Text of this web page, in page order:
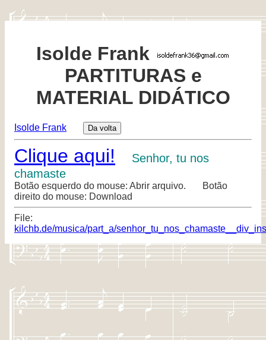
Isolde Frank
PARTITURAS e
MATERIAL DIDÁTICO
Isolde Frank
Clique aqui!
Senhor, tu nos
chamaste
Botão esquerdo do mouse: Abrir arquivo. Botão
direito do mouse: Download
File:
kilchb.de/musica/part_a/